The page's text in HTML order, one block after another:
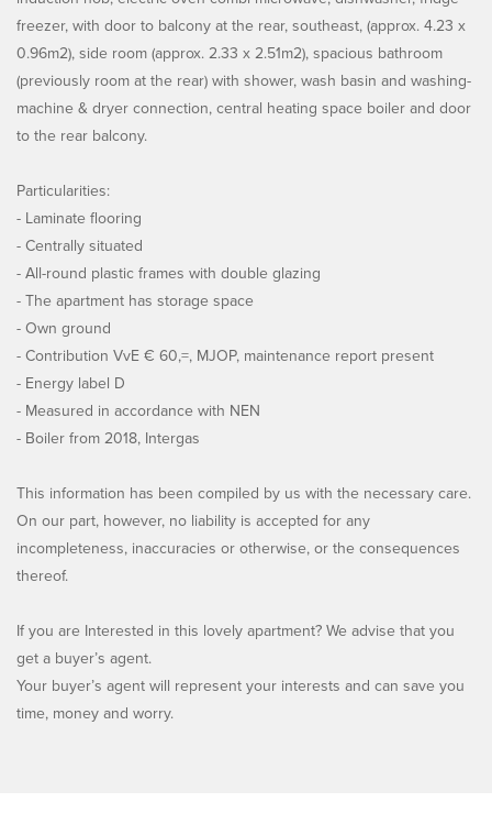
freezer, with door to balcony at the rear, southeast, (approx. 4.23 x
0.96m2), side room (approx. 2.33 x 2.51m2), spacious bathroom
(previously room at the rear) with shower, wash basin and washing-
machine & dryer connection, central heating space boiler and door
to the rear balcony.
Particularities:
- Laminate flooring
- Centrally situated
- All-round plastic frames with double glazing
- The apartment has storage space
- Own ground
- Contribution VvE € 60,=, MJOP, maintenance report present
- Energy label D
- Measured in accordance with NEN
- Boiler from 2018, Intergas
This information has been compiled by us with the necessary care.
On our part, however, no liability is accepted for any
incompleteness, inaccuracies or otherwise, or the consequences
thereof.
If you are Interested in this lovely apartment? We advise that you
get a buyer’s agent.
Your buyer’s agent will represent your interests and can save you
time, money and worry.